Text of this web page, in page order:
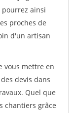
pourrez ainsi
proches de
d'un artisan
vous mettre en
devis dans
Quel que
chantiers grâce